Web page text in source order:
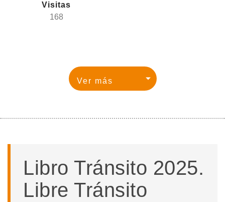
Visitas
168
Libro Tránsito 2025.
Libre Tránsito